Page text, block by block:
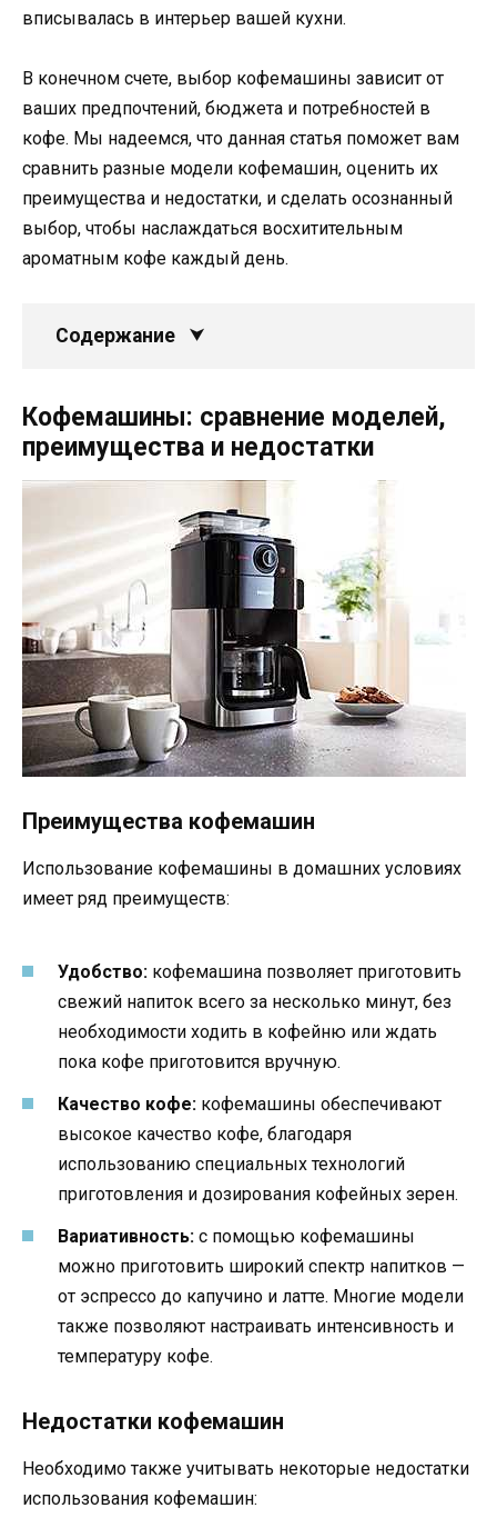
вписывалась в интерьер вашей кухни.
В конечном счете, выбор кофемашины зависит от
ваших предпочтений, бюджета и потребностей в
кофе. Мы надеемся, что данная статья поможет вам
сравнить разные модели кофемашин, оценить их
преимущества и недостатки, и сделать осознанный
выбор, чтобы наслаждаться восхитительным
ароматным кофе каждый день.
Содержание
Кофемашины: сравнение моделей,
преимущества и недостатки
Преимущества кофемашин
Использование кофемашины в домашних условиях
имеет ряд преимуществ:
Удобство: кофемашина позволяет приготовить
свежий напиток всего за несколько минут, без
необходимости ходить в кофейню или ждать
пока кофе приготовится вручную.
Качество кофе: кофемашины обеспечивают
высокое качество кофе, благодаря
использованию специальных технологий
приготовления и дозирования кофейных зерен.
Вариативность: с помощью кофемашины
можно приготовить широкий спектр напитков —
от эспрессо до капучино и латте. Многие модели
также позволяют настраивать интенсивность и
температуру кофе.
Недостатки кофемашин
Необходимо также учитывать некоторые недостатки
использования кофемашин: